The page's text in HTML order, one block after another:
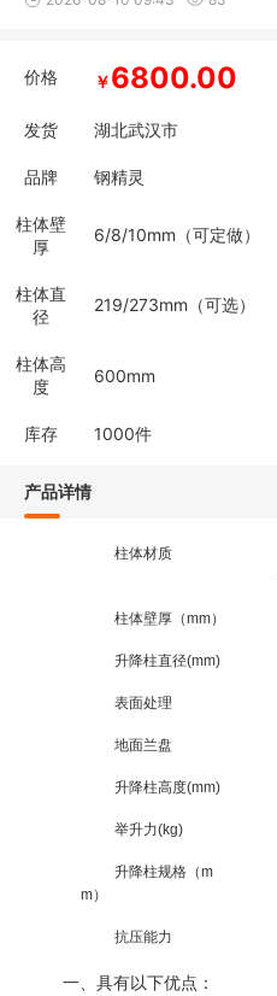
价格 ￥6800.00
发货 湖北武汉市
品牌 钢精灵
柱体壁
厚
6/8/10mm（可定做）
柱体直
径
219/273mm（可选）
柱体高
度
600mm
库存 1000件
产品详情
柱体材质
柱体壁厚（mm）
升降柱直径(mm)
表面处理
地面兰盘
升降柱高度(mm)
举升力(kg)
升降柱规格（m
m）
抗压能力
一、具有以下优点：